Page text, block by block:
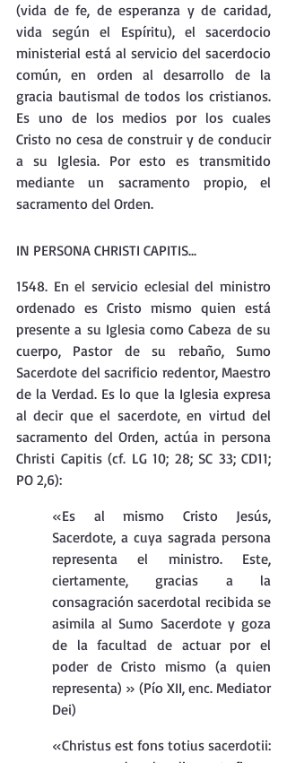
(vida de fe, de esperanza y de caridad,
vida según el Espíritu), el sacerdocio
ministerial está al servicio del sacerdocio
común, en orden al desarrollo de la
gracia bautismal de todos los cristianos.
Es uno de los medios por los cuales
Cristo no cesa de construir y de conducir
a su Iglesia. Por esto es transmitido
mediante un sacramento propio, el
sacramento del Orden.
IN PERSONA CHRISTI CAPITIS...
1548. En el servicio eclesial del ministro
ordenado es Cristo mismo quien está
presente a su Iglesia como Cabeza de su
cuerpo, Pastor de su rebaño, Sumo
Sacerdote del sacrificio redentor, Maestro
de la Verdad. Es lo que la Iglesia expresa
al decir que el sacerdote, en virtud del
sacramento del Orden, actúa in persona
Christi Capitis (cf. LG 10; 28; SC 33; CD11;
PO 2,6):
«Es al mismo Cristo Jesús,
Sacerdote, a cuya sagrada persona
representa el ministro. Este,
ciertamente, gracias a la
consagración sacerdotal recibida se
asimila al Sumo Sacerdote y goza
de la facultad de actuar por el
poder de Cristo mismo (a quien
representa) » (Pío XII, enc. Mediator
Dei)
«Christus est fons totius sacerdotii: